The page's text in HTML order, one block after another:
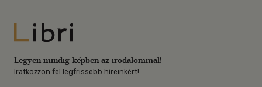
Libri
Legyen mindig képben az irodalommal!
Iratkozzon fel legfrissebb híreinkért!